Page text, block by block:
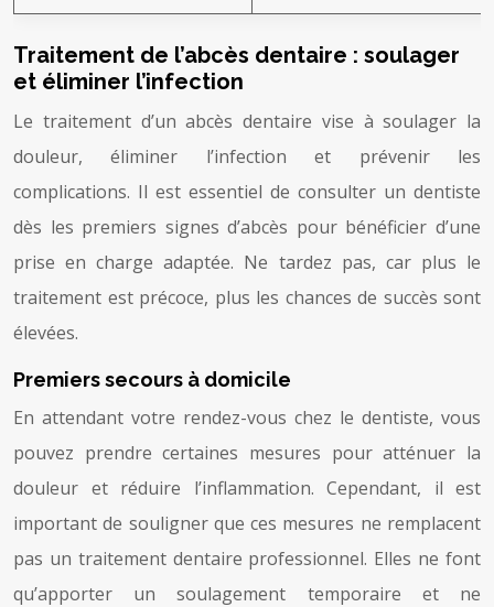
Traitement de l’abcès dentaire : soulager
et éliminer l’infection
Le traitement d’un abcès dentaire vise à soulager la
douleur, éliminer l’infection et prévenir les
complications. Il est essentiel de consulter un dentiste
dès les premiers signes d’abcès pour bénéficier d’une
prise en charge adaptée. Ne tardez pas, car plus le
traitement est précoce, plus les chances de succès sont
élevées.
Premiers secours à domicile
En attendant votre rendez-vous chez le dentiste, vous
pouvez prendre certaines mesures pour atténuer la
douleur et réduire l’inflammation. Cependant, il est
important de souligner que ces mesures ne remplacent
pas un traitement dentaire professionnel. Elles ne font
qu’apporter un soulagement temporaire et ne